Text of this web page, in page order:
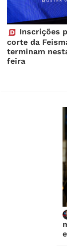
Inscrições
corte da
terminam
feira